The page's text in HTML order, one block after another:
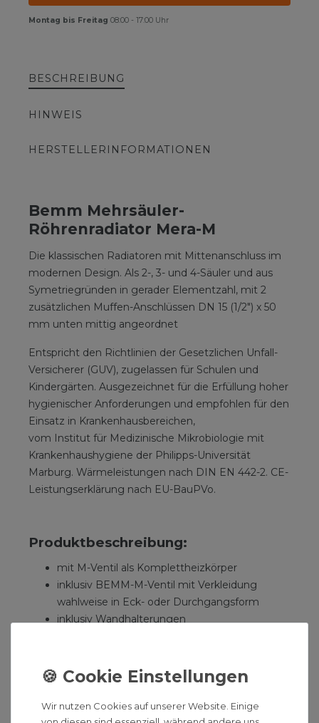
Montag bis Freitag 08:00 - 17:00 Uhr
BESCHREIBUNG
HINWEIS
HERSTELLERINFORMATIONEN
Bemm Mehrsäuler-
Röhrenradiator Mera-M
Die klassischen Radiatoren mit Mittenanschluss im
modernen Design. Als 2-, 3- und 4-Säuler und aus
Symetriegründen in gerader Elementzahl, mit 2
zusätzlichen Muffen-Anschlüssen DN 15 (1/2") x 50
mm unten mittig angeordnet
Entspricht den Richtlinien der Gesetzlichen Unfall-
Versicherer (GUV), zugelassen für Schulen und
Kindergärten. Ausgezeichnet für die Erfüllung hoher
hygienischer Anforderungen und empfohlen für den
Einsatz in Krankenhausbereichen,
vom Institut für Medizinische Mikrobiologie mit
Krankenhaushygiene der Philipps-Universität
Marburg. Wärmeleistungen nach DIN EN 442-2. CE-
Leistungserklärung nach EU-BauPVo.
Produktbeschreibung:
mit M-Ventil als Komplettheizkörper
inklusiv BEMM-M-Ventil mit Verkleidung
wahlweise in Eck- oder Durchgangsform
inklusiv Wandhalterungen
mit 4 Radiatorstopfen 5/4", mit Blind- und
emmissionsfrei pulverbeschichtet DIN 55900,
Wir nutzen Cookies auf unserer Website. Einige